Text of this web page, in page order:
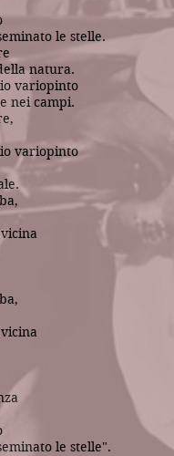
le stelle.
natura.
variopinto
nei campi.
variopinto
le stelle".